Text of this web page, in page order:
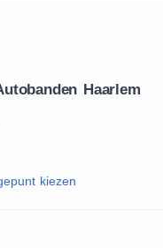
Haarlem
kiezen